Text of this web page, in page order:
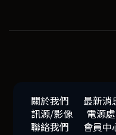
關於我們 最新消
訊源/影像
電源
聯絡我們
會員中